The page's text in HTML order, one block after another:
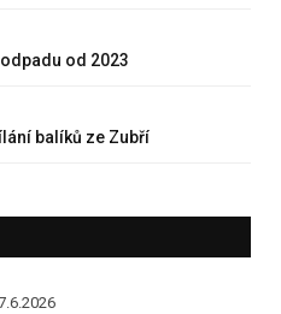
od 2023
balíků ze Zubří